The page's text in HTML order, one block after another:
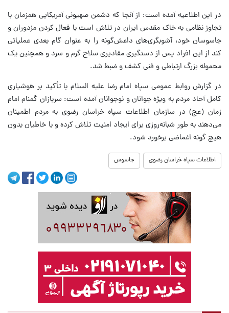
در این اطلاعیه آمده است: از آنجا که دشمن صهیونی آمریکایی همزمان با
تجاوز نظامی به خاک مقدس ایران در تلاش است با فعال کردن مزدوران و
جاسوسان خود، آشوبگری‌های داعش‌گونه را به عنوان گام بعدی عملیاتی
کند از این افراد پس از دستگیری مقادیری سلاح گرم و سرد و همچنین یک
محموله بزرگ ارتباطی و فنی کشف و ضبط شد.
در گزارش روابط عمومی سپاه امام رضا علیه السلام با تأکید بر هوشیاری
کامل آحاد مردم به ویژه جوانان و نوجوانان آمده است: سربازان گمنام امام
زمان (عج) در سازمان‌ اطلاعات سپاه خراسان رضوی به مردم اطمینان
می‌دهند به طور شبانه‌روزی برای ایجاد امنیت تلاش کرده و با خاطیان بدون
هیچ گونه اغماضی برخورد شود.
اطلاعات سپاه خراسان رضوی جاسوس